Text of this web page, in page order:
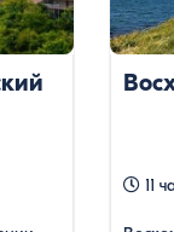
11